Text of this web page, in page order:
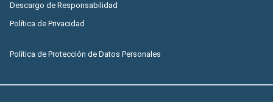
Descargo de Responsabilidad
Política de Privacidad
Política de Protección de Datos Personales